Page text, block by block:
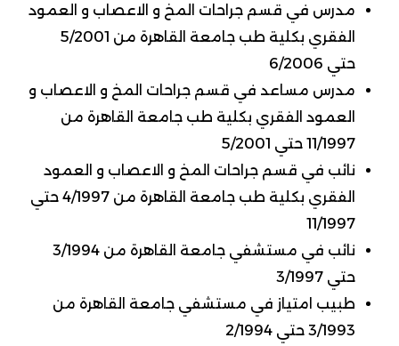
مدرس في قسم جراحات المخ و الاعصاب و العمود
الفقري بكلية طب جامعة القاهرة من 5/2001
حتي 6/2006
مدرس مساعد في قسم جراحات المخ و الاعصاب و
العمود الفقري بكلية طب جامعة القاهرة من
11/1997 حتي 5/2001
نائب في قسم جراحات المخ و الاعصاب و العمود
الفقري بكلية طب جامعة القاهرة من 4/1997 حتي
11/1997
نائب في مستشفي جامعة القاهرة من 3/1994
حتي 3/1997
طبيب امتياز في مستشفي جامعة القاهرة من
3/1993 حتي 2/1994